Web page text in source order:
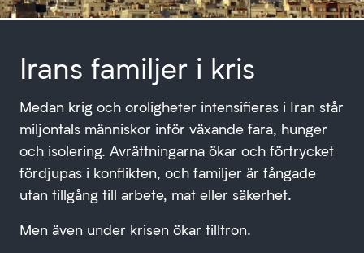
Irans familjer i kris
Medan krig och oroligheter intensifieras i Iran står
miljontals människor inför växande fara, hunger
och isolering. Avrättningarna ökar och förtrycket
fördjupas i konflikten, och familjer är fångade
utan tillgång till arbete, mat eller säkerhet.
Men även under krisen ökar tilltron.